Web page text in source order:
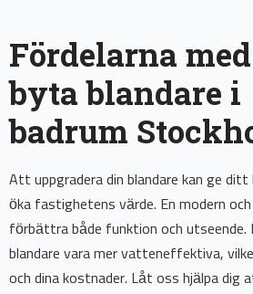
Fördelarna
byta blandare i
badrum
Att uppgradera din blandare kan ge
öka fastighetens värde. En modern och
förbättra både funktion och utseende.
blandare vara mer vatteneffektiva,
och dina kostnader. Låt oss hjälpa